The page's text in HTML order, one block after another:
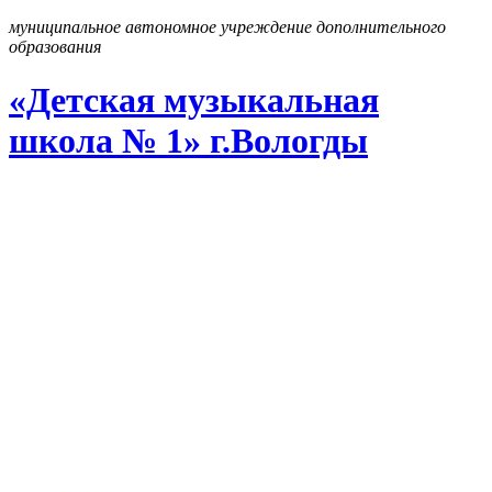
муниципальное автономное учреждение дополнительного
образования
«Детская музыкальная
школа № 1» г.Вологды